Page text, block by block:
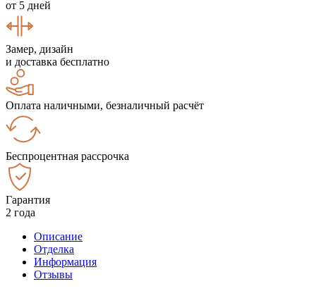
от 5 дней
Замер, дизайн
и доставка бесплатно
Оплата наличными, безналичный расчёт
Беспроцентная рассрочка
Гарантия
2 года
Описание
Отделка
Информация
Отзывы